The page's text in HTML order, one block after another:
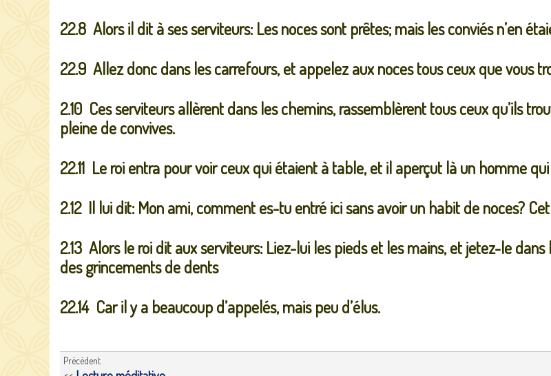
22.8 Alors il dit à ses serviteurs: Les noces sont prêtes; mais les conviés n’en
22.9 Allez donc dans les carrefours, et appelez aux noces tous ceux que vous
2.10 Ces serviteurs allèrent dans les chemins, rassemblèrent tous ceux qu’ils
pleine de convives.
22.11 Le roi entra pour voir ceux qui étaient à table, et il aperçut là un homme
2.12 Il lui dit: Mon ami, comment es-tu entré ici sans avoir un habit de noces?
2.13 Alors le roi dit aux serviteurs: Liez-lui les pieds et les mains, et jetez-le
des grincements de dents
22.14 Car il y a beaucoup d’appelés, mais peu d’élus.
Précédent